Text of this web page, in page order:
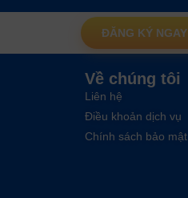
ĐĂNG KÝ NGAY
Về chúng tôi
Liên hệ
Điều khoản dịch vụ
Chính sách bảo mật